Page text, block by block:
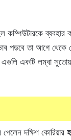
কম্পিউটারকে
পড়বে তা আগে
এগুলি একটি লম্বা
দক্ষিণ কোরিয়ার